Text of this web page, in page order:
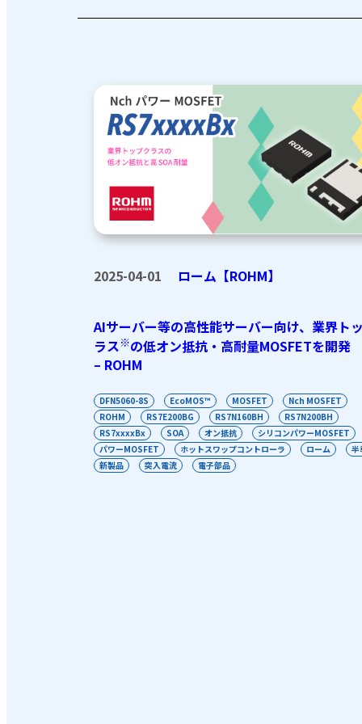
2025-04-01 ローム【ROHM】
AIサーバー等の高性能サーバー向け、業界ト
ラス※の低オン抵抗・高耐量MOSFETを開発
– ROHM
DFN5060-8S EcoMOS™ MOSFET
Nch MOSFET
ROHM
RS7E200BG RS7N160BH
RS7N200BH
RS7xxxxBx
SOA オン抵抗
シリコンパワーMOSFET
パワーMOSFET
ホットスワップコントローラ ローム
半
新製品
突入電流 電子部品